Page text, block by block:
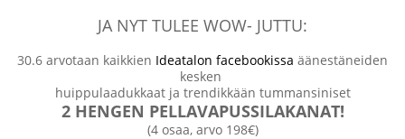
JA NYT TULEE WOW- JUTTU:
30.6 arvotaan kaikkien Ideatalon facebookissa äänestäneiden
kesken
huippulaadukkaat ja trendikkään tummansiniset
2 HENGEN PELLAVAPUSSILAKANAT!
(4 osaa, arvo 198€)